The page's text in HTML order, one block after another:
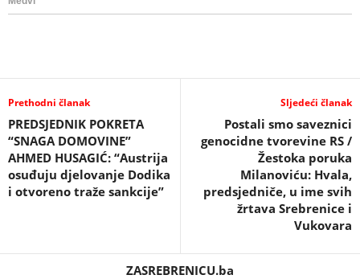
Prethodni članak
PREDSJEDNIK POKRETA
“SNAGA DOMOVINE”
AHMED HUSAGIĆ: “Austrija
osuđuju djelovanje Dodika
i otvoreno traže sankcije”
Sljedeći članak
Postali smo saveznici
genocidne tvorevine RS /
Žestoka poruka
Milanoviću: Hvala,
predsjedniče, u ime svih
žrtava Srebrenice i
Vukovara
ZASREBRENICU.ba